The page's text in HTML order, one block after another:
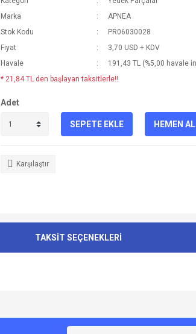
Marka
APNEA
Stok Kodu
PR06030028
Fiyat
3,70 USD + KDV
Havale
191,43 TL (%5,00 havale
* 21,84 TL den başlayan taksitlerle!!
Adet
SEPETE EKLE HEMEN AL
Karşılaştır
TAKSİT SEÇENEKLERİ